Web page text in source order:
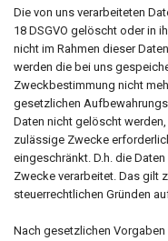
Die von uns verarbeiteten
18 DSGVO gelöscht oder in
nicht im Rahmen dieser
werden die bei uns
Zweckbestimmung nicht
gesetzlichen
Daten nicht gelöscht
zulässige Zwecke
eingeschränkt. D.h. die
Zwecke verarbeitet. Das gilt
steuerrechtlichen Gründen
Nach gesetzlichen